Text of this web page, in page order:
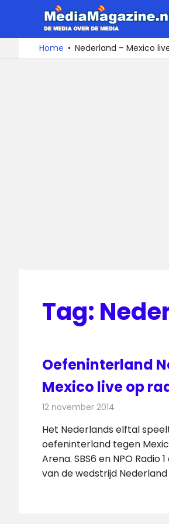
naar
De
media
over
Home Nederland – Mexico
Tag:
Oefeninterland
Mexico live op
12 november 2014
Het Nederlands elftal
oefeninterland tegen
Arena. SBS6 en NPO Radio
van de wedstrijd Nederland